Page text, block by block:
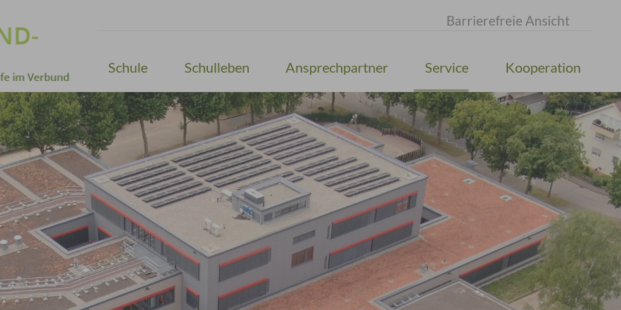
Barrierefreie Ansicht
Schule Schulleben Ansprechpartner Service Kooperation